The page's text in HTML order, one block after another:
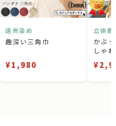
遠州染め
趣深い三角巾
¥1,980
立体
かぶ
しゃ